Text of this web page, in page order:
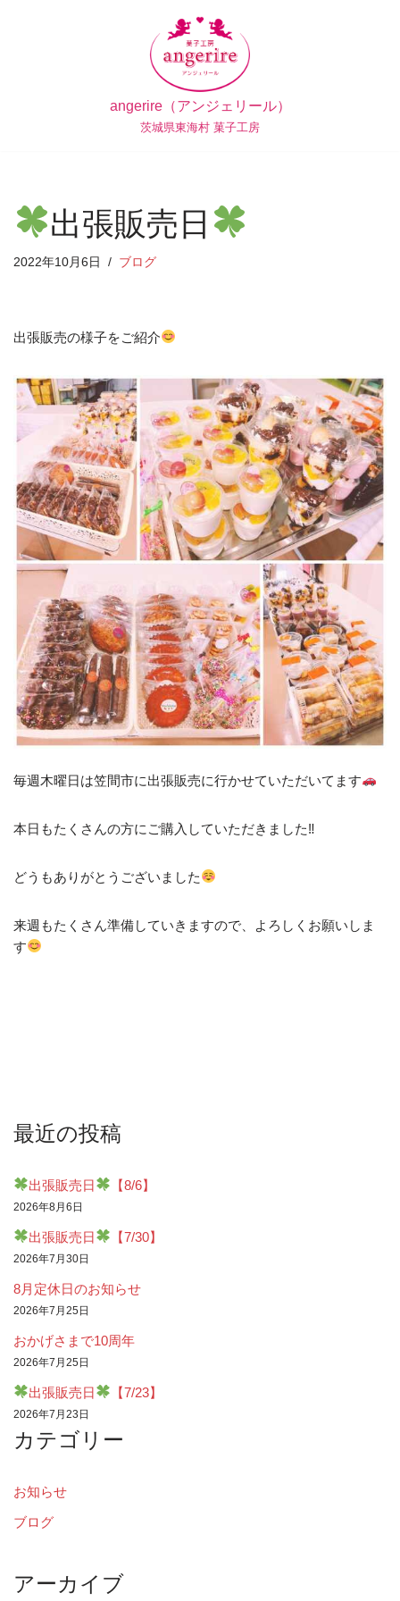
ッ
angerire（アンジェリール）
茨城県東海村 菓子工房
出張販売日
2022年10月6日 ブログ
出張販売の様子をご紹介
毎週木曜日は笠間市に出張販売に行かせていただいてます
本日もたくさんの方にご購入していただきました‼︎
どうもありがとうございました
来週もたくさん準備していきますので、よろしくお願いしま
す
最近の投稿
出張販売日 【8/6】
2026年8月6日
出張販売日 【7/30】
2026年7月30日
8月定休日のお知らせ
2026年7月25日
おかげさまで10周年
2026年7月25日
出張販売日 【7/23】
2026年7月23日
カテゴリー
お知らせ
ブログ
アーカイブ